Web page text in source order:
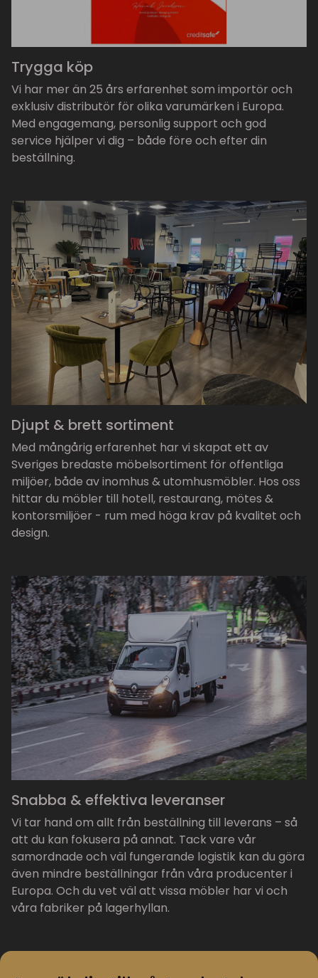
Trygga köp
Vi har mer än 25 års erfarenhet som importör och
exklusiv distributör för olika varumärken i Europa.
Med engagemang, personlig support och god
service hjälper vi dig – både före och efter din
beställning.
Djupt & brett sortiment
Med mångårig erfarenhet har vi skapat ett av
Sveriges bredaste möbelsortiment för offentliga
miljöer, både av inomhus & utomhusmöbler. Hos oss
hittar du möbler till hotell, restaurang, mötes &
kontorsmiljöer - rum med höga krav på kvalitet och
design.
Snabba & effektiva leveranser
Vi tar hand om allt från beställning till leverans – så
att du kan fokusera på annat. Tack vare vår
samordnade och väl fungerande logistik kan du göra
även mindre beställningar från våra producenter i
Europa. Och du vet väl att vissa möbler har vi och
våra fabriker på lagerhyllan.